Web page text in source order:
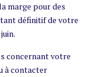
marge pour des
définitif de votre
concernant votre
à contacter